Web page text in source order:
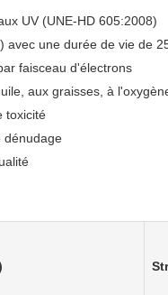
UV (UNE-HD 605:2008)
avec une durée de vie de
faisceau d'électrons
aux graisses, à
toxicité
dénudage